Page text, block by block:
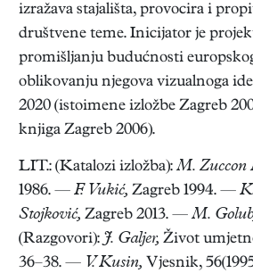
izražava stajališta, provocira i
društvene teme. Inicijator je
promišljanju budućnosti
oblikovanju njegova vizualnoga
2020 (istoimene izložbe Zagreb
knjiga Zagreb 2006).
LIT.: (Katalozi izložba):M. Zuccon
1986. — F. Vukić, Zagreb 1994. —
Stojković, Zagreb 2013. —M.
(Razgovori): J. Galjer, Život
36–38. — V. Kusin, Vjesnik,